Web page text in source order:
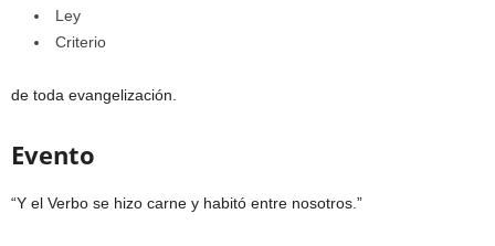
Ley
Criterio
de toda evangelización.
Evento
“Y el Verbo se hizo carne y habitó entre nosotros.”